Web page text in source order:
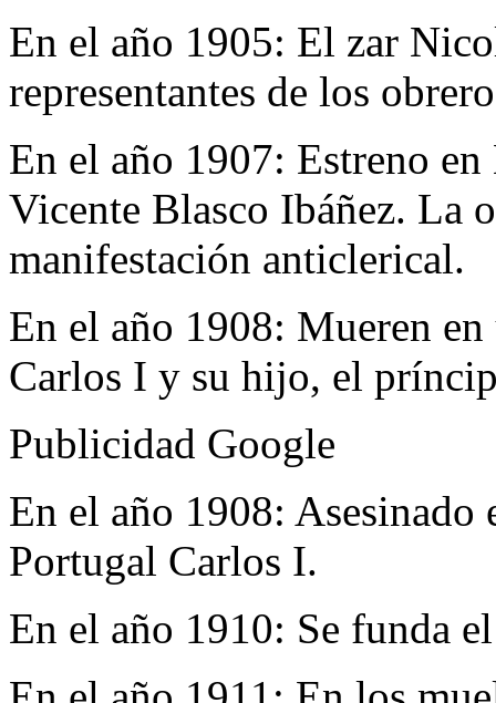
En el año 1905: El zar
representantes de los
En el año 1907: Estreno
Vicente Blasco Ibáñez. La
manifestación anticlerical.
En el año 1908: Mueren
Carlos I y su hijo, el
Publicidad Google
En el año 1908: Asesinado
Portugal Carlos I.
En el año 1910: Se funda